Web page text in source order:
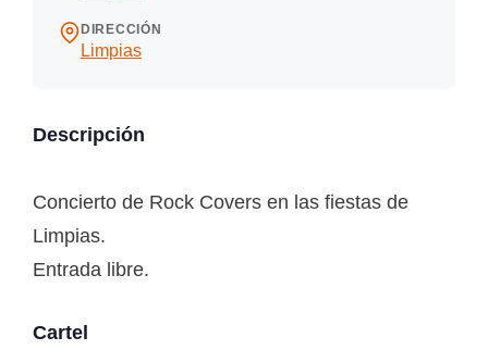
DIRECCIÓN
Limpias
Descripción
Concierto de Rock Covers en las fiestas de
Limpias.
Entrada libre.
Cartel